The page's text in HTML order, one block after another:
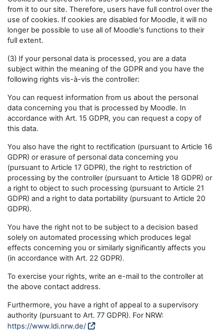
from it to our site. Therefore, users have full control over the
use of cookies. If cookies are disabled for Moodle, it will no
longer be possible to use all of Moodle's functions to their
full extent.
(3) If your personal data is processed, you are a data
subject within the meaning of the GDPR and you have the
following rights vis-à-vis the controller:
You can request information from us about the personal
data concerning you that is processed by Moodle. In
accordance with Art. 15 GDPR, you can request a copy of
this data.
You also have the right to rectification (pursuant to Article 16
GDPR) or erasure of personal data concerning you
(pursuant to Article 17 GDPR), the right to restriction of
processing by the controller (pursuant to Article 18 GDPR) or
a right to object to such processing (pursuant to Article 21
GDPR) and a right to data portability (pursuant to Article 20
GDPR).
You have the right not to be subject to a decision based
solely on automated processing which produces legal
effects concerning you or similarly significantly affects you
(in accordance with Art. 22 GDPR).
To exercise your rights, write an e-mail to the controller at
the above contact address.
Furthermore, you have a right of appeal to a supervisory
authority (pursuant to Art. 77 GDPR). For NRW:
https://www.ldi.nrw.de/